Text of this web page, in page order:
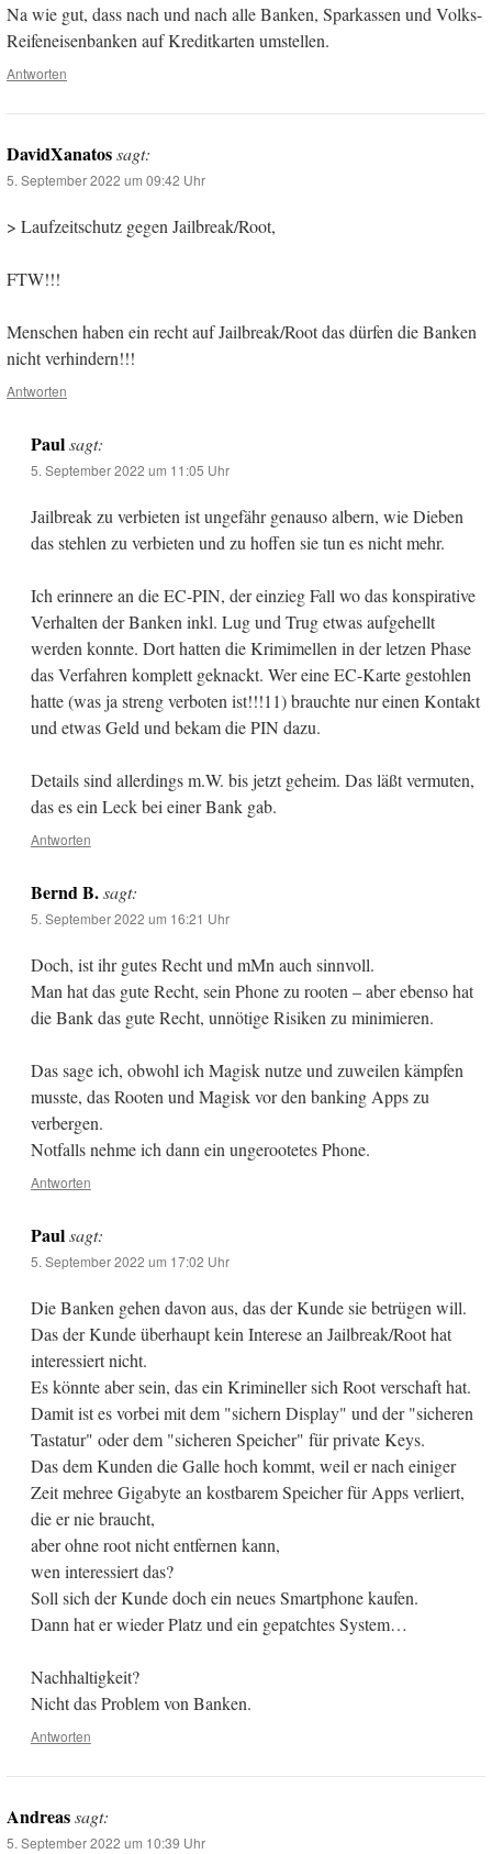
Na wie gut, dass nach und nach alle Banken, Sparkassen und Volks-
Reifeneisenbanken auf Kreditkarten umstellen.
Antworten
DavidXanatossagt:
5. September 2022 um 09:42 Uhr
> Laufzeitschutz gegen Jailbreak/Root,
FTW!!!
Menschen haben ein recht auf Jailbreak/Root das dürfen die Banken
nicht verhindern!!!
Antworten
Paul sagt:
5. September 2022 um 11:05 Uhr
Jailbreak zu verbieten ist ungefähr genauso albern, wie Dieben
das stehlen zu verbieten und zu hoffen sie tun es nicht mehr.
Ich erinnere an die EC-PIN, der einzieg Fall wo das konspirative
Verhalten der Banken inkl. Lug und Trug etwas aufgehellt
werden konnte. Dort hatten die Krimimellen in der letzen Phase
das Verfahren komplett geknackt. Wer eine EC-Karte gestohlen
hatte (was ja streng verboten ist!!!11) brauchte nur einen Kontakt
und etwas Geld und bekam die PIN dazu.
Details sind allerdings m.W. bis jetzt geheim. Das läßt vermuten,
das es ein Leck bei einer Bank gab.
Antworten
Bernd B. sagt:
5. September 2022 um 16:21 Uhr
Doch, ist ihr gutes Recht und mMn auch sinnvoll.
Man hat das gute Recht, sein Phone zu rooten – aber ebenso hat
die Bank das gute Recht, unnötige Risiken zu minimieren.
Das sage ich, obwohl ich Magisk nutze und zuweilen kämpfen
musste, das Rooten und Magisk vor den banking Apps zu
verbergen.
Notfalls nehme ich dann ein ungerootetes Phone.
Antworten
Paul sagt:
5. September 2022 um 17:02 Uhr
Die Banken gehen davon aus, das der Kunde sie betrügen will.
Das der Kunde überhaupt kein Interese an Jailbreak/Root hat
interessiert nicht.
Es könnte aber sein, das ein Krimineller sich Root verschaft hat.
Damit ist es vorbei mit dem "sichern Display" und der "sicheren
Tastatur" oder dem "sicheren Speicher" für private Keys.
Das dem Kunden die Galle hoch kommt, weil er nach einiger
Zeit mehree Gigabyte an kostbarem Speicher für Apps verliert,
die er nie braucht,
aber ohne root nicht entfernen kann,
wen interessiert das?
Soll sich der Kunde doch ein neues Smartphone kaufen.
Dann hat er wieder Platz und ein gepatchtes System…
Nachhaltigkeit?
Nicht das Problem von Banken.
Antworten
Andreassagt:
5. September 2022 um 10:39 Uhr